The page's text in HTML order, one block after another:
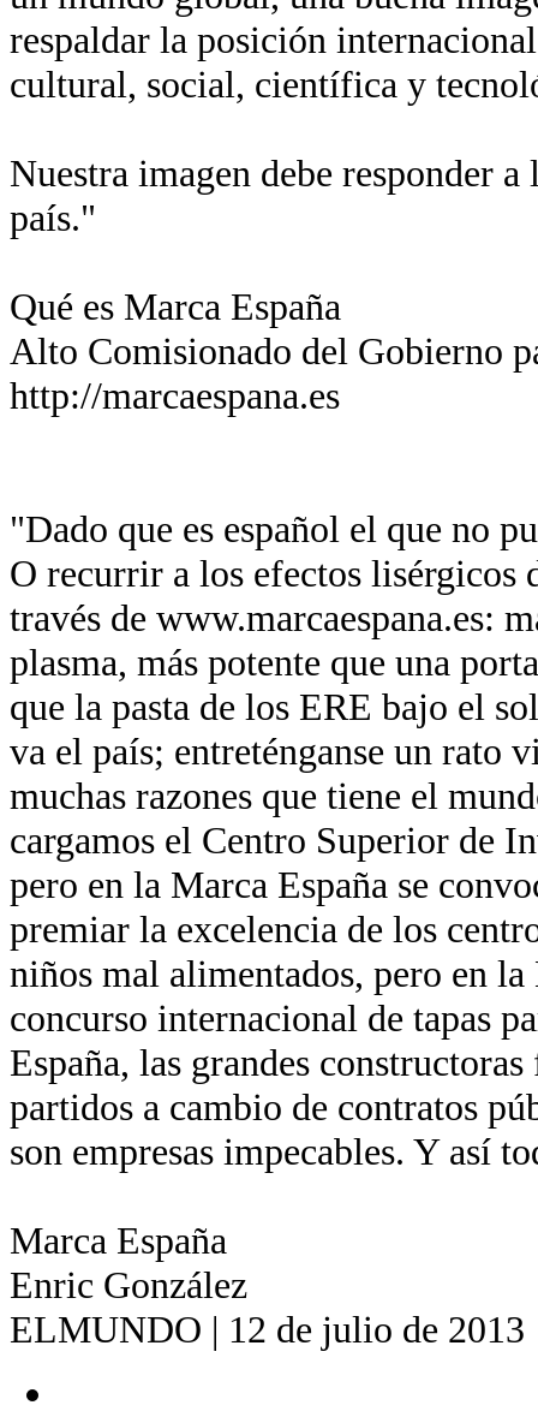
respaldar la posición
cultural, social, científica y
Nuestra imagen debe responder
país."
Qué es Marca España
Alto Comisionado del Gobierno
http://marcaespana.es
"Dado que es español el que no
O recurrir a los efectos lisérgicos
través de www.marcaespana.es:
plasma, más potente que una
que la pasta de los ERE bajo el
va el país; entreténganse un rato
muchas razones que tiene el
cargamos el Centro Superior de
pero en la Marca España se
premiar la excelencia de los
niños mal alimentados, pero en
concurso internacional de tapas
España, las grandes
partidos a cambio de contratos
son empresas impecables. Y así
Marca España
Enric González
ELMUNDO | 12 de julio de 2013